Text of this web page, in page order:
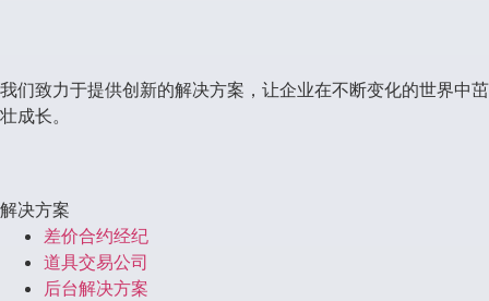
我们致力于提供创新的解决方案，让企业在不断变化的世界中茁
壮成长。
解决方案
差价合约经纪
道具交易公司
后台解决方案